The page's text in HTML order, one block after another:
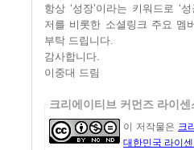
항상 ‘성장’이라는 키워드로 ‘성
저를 비롯한 소셜링크 주요 멤
부탁 드립니다.
감사합니다.
이중대 드림
크리에이티브 커먼즈 라이센
이 저작물은 크
대한민국 라이